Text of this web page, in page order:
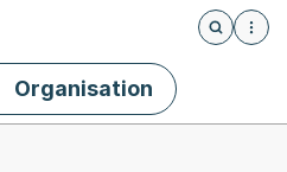
Öffnet
Organisation